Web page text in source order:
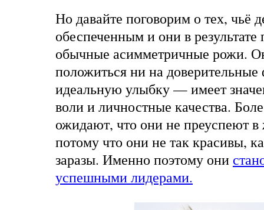
Но давайте поговорим о тех, чьё
обеспеченным и они в
обычные асимметричные рожи.
положиться ни на
идеальную улыбку — имеет
воли и личностные качества.
ожидают, что они не преуспеют
потому что они не так красивы,
заразы. Именно поэтому они
успешными лидерами.